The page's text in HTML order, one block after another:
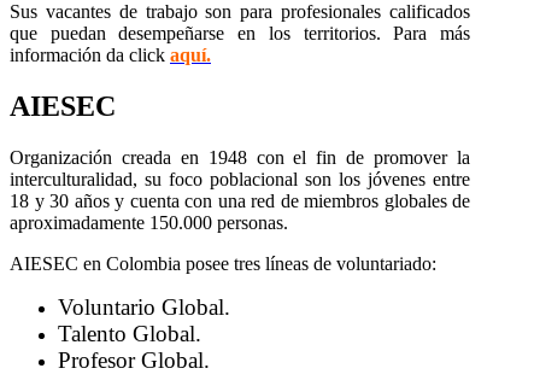
Sus vacantes de trabajo son para profesionales calificados
que puedan desempeñarse en los territorios. Para más
información da click aquí.
AIESEC
Organización creada en 1948 con el fin de promover la
interculturalidad, su foco poblacional son los jóvenes entre
18 y 30 años y cuenta con una red de miembros globales de
aproximadamente 150.000 personas.
AIESEC en Colombia posee tres líneas de voluntariado:
Voluntario Global.
Talento Global.
Profesor Global.